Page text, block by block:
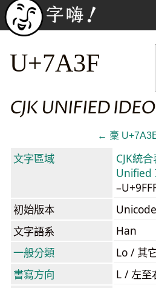
U+7A3F
CJK UNIFIED
← 稾
文字區域
CJK統
Unified
初始版本
文字語系
Han
一般分類
Lo / 其
書寫方向
L / 左至